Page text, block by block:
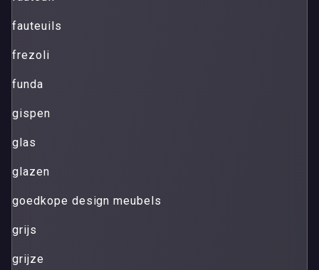
fauteuils
frezoli
funda
gispen
glas
glazen
goedkope design meubels
grijs
grijze